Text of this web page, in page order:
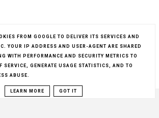
LIFESTYLE...
BLOG DESIGN:
FROM GOOGLE TO DELIVER ITS SERVICES AND
YOUR IP ADDRESS AND USER-AGENT ARE SHARED
WITH PERFORMANCE AND SECURITY METRICS TO
SERVICE, GENERATE USAGE STATISTICS, AND TO
ABUSE.
LEARN MORE GOT IT